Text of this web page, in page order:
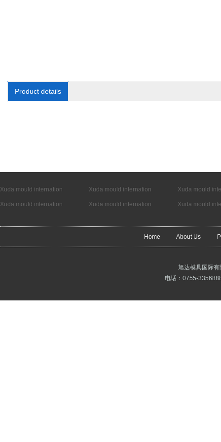
Product details
Xuda mould internation Xuda mould internation Xuda mould
Xuda mould internation Xuda mould internation Xuda mould
Home About Us
旭达模具国际
电话：0755-